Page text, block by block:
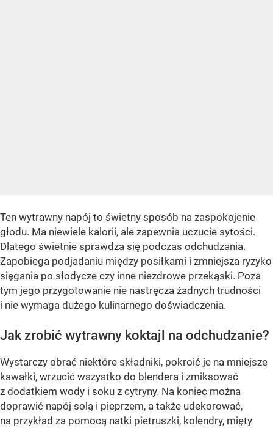
Ten wytrawny napój to świetny sposób na zaspokojenie
głodu. Ma niewiele kalorii, ale zapewnia uczucie sytości.
Dlatego świetnie sprawdza się podczas odchudzania.
Zapobiega podjadaniu między posiłkami i zmniejsza ryzyko
sięgania po słodycze czy inne niezdrowe przekąski. Poza
tym jego przygotowanie nie nastręcza żadnych trudności
i nie wymaga dużego kulinarnego doświadczenia.
Jak zrobić wytrawny koktajl na odchudzanie?
Wystarczy obrać niektóre składniki, pokroić je na mniejsze
kawałki, wrzucić wszystko do blendera i zmiksować
z dodatkiem wody i soku z cytryny. Na koniec można
doprawić napój solą i pieprzem, a także udekorować,
na przykład za pomocą natki pietruszki, kolendry, mięty